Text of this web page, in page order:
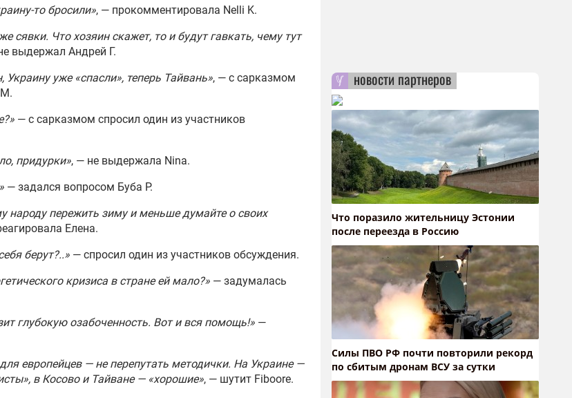
то бросили», — прокомментировала Nelli K.
сявки. Что хозяин скажет, то и будут гавкать, чему тут
выдержал Андрей Г.
Украину уже «спасли», теперь Тайвань», — с сарказмом
— с сарказмом спросил один из участников
придурки», — не выдержала Nina.
— задался вопросом Буба Р.
народу пережить зиму и меньше думайте о своих
Елена.
берут?..» — спросил один из участников обсуждения.
кризиса в стране ей мало?» — задумалась
глубокую озабоченность. Вот и вся помощь!» —
европейцев — не перепутать методички. На Украине —
в Косово и Тайване — «хорошие», — шутит Fiboore.
новости партнеров
Что поразило жительницу Эстонии
после переезда в Россию
Cилы ПВО РФ почти повторили рекорд
по сбитым дронам ВСУ за сутки